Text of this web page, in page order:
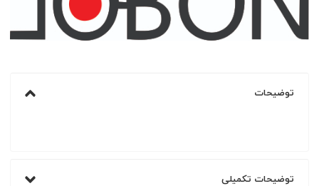
توضیحات
توضیحات تکمیلی